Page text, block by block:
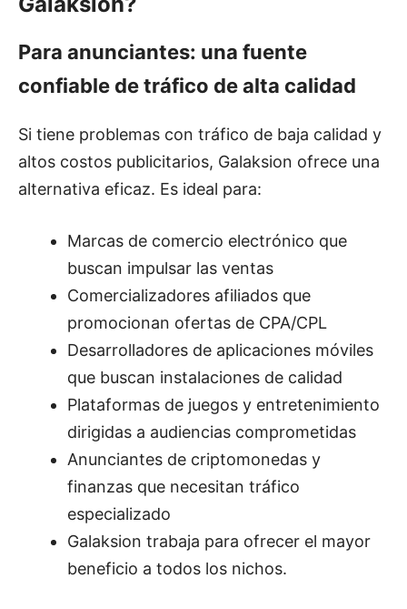
Para anunciantes: una fuente
confiable de tráfico de alta calidad
Si tiene problemas con tráfico de baja calidad y
altos costos publicitarios, Galaksion ofrece una
alternativa eficaz. Es ideal para:
Marcas de comercio electrónico que
buscan impulsar las ventas
Comercializadores afiliados que
promocionan ofertas de CPA/CPL
Desarrolladores de aplicaciones móviles
que buscan instalaciones de calidad
Plataformas de juegos y entretenimiento
dirigidas a audiencias comprometidas
Anunciantes de criptomonedas y
finanzas que necesitan tráfico
especializado
Galaksion trabaja para ofrecer el mayor
beneficio a todos los nichos.